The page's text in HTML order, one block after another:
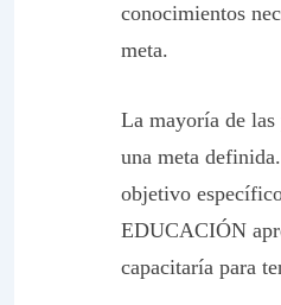
conocimientos
meta.
La mayoría de las
una meta
objetivo
EDUCACIÓN
capacitaría para